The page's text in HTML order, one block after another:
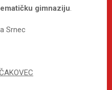
gimnaziju
Srnec